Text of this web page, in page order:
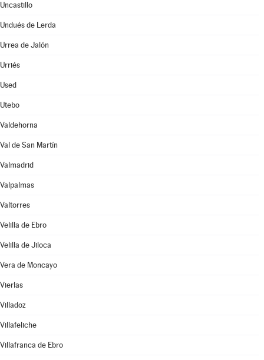
Uncastillo
Undués de Lerda
Urrea de Jalón
Urriés
Used
Utebo
Valdehorna
Val de San Martín
Valmadrid
Valpalmas
Valtorres
Velilla de Ebro
Velilla de Jiloca
Vera de Moncayo
Vierlas
Villadoz
Villafeliche
Villafranca de Ebro